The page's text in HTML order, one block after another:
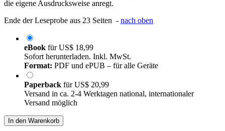
die eigene Ausdrucksweise anregt.
Ende der Leseprobe aus 23 Seiten - nach oben
eBook fürUS$ 18,99
Sofort herunterladen. Inkl. MwSt.
Format: PDF und ePUB – für alle Geräte
Paperback fürUS$ 20,99
Versand in ca. 2-4 Werktagen national, internationaler
Versand möglich
In den Warenkorb